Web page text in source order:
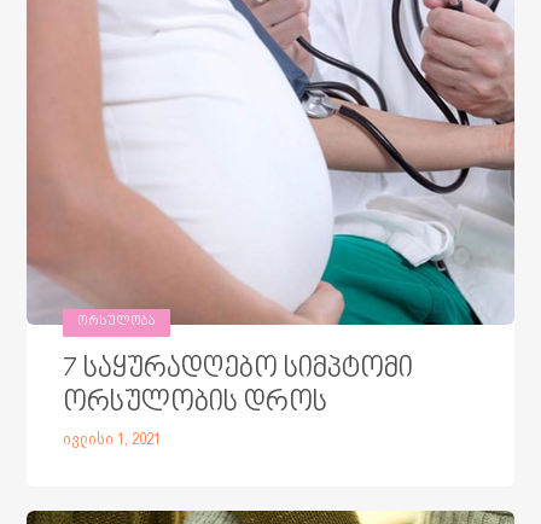
ᲝᲠᲡᲣᲚᲝᲑᲐ
7 საყურადღებო სიმპტომი
ორსულობის დროს
ივლისი 1, 2021